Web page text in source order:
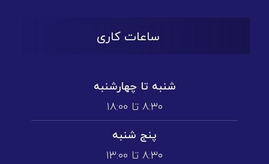
ساعات کاری
شنبه تا چهارشنبه
۸:۳۰ تا ۱۸:۰۰
پنج شنبه
۸:۳۰ تا ۱3:۰۰